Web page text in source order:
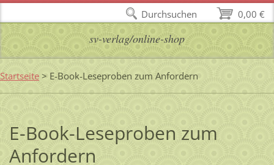
sv-verlag/online-shop
Startseite > E-Book-Leseproben zum Anfordern
E-Book-Leseproben zum
Anfordern
0,00 €
Durchsuchen